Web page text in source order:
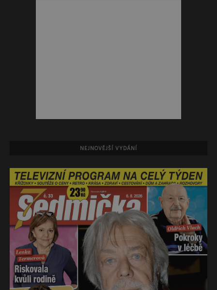
NEJNOVĚJŠÍ VYDÁNÍ